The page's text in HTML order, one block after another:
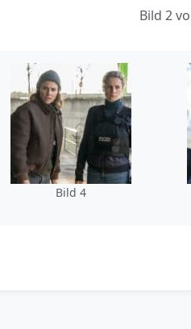
Bild 2
Bild 4